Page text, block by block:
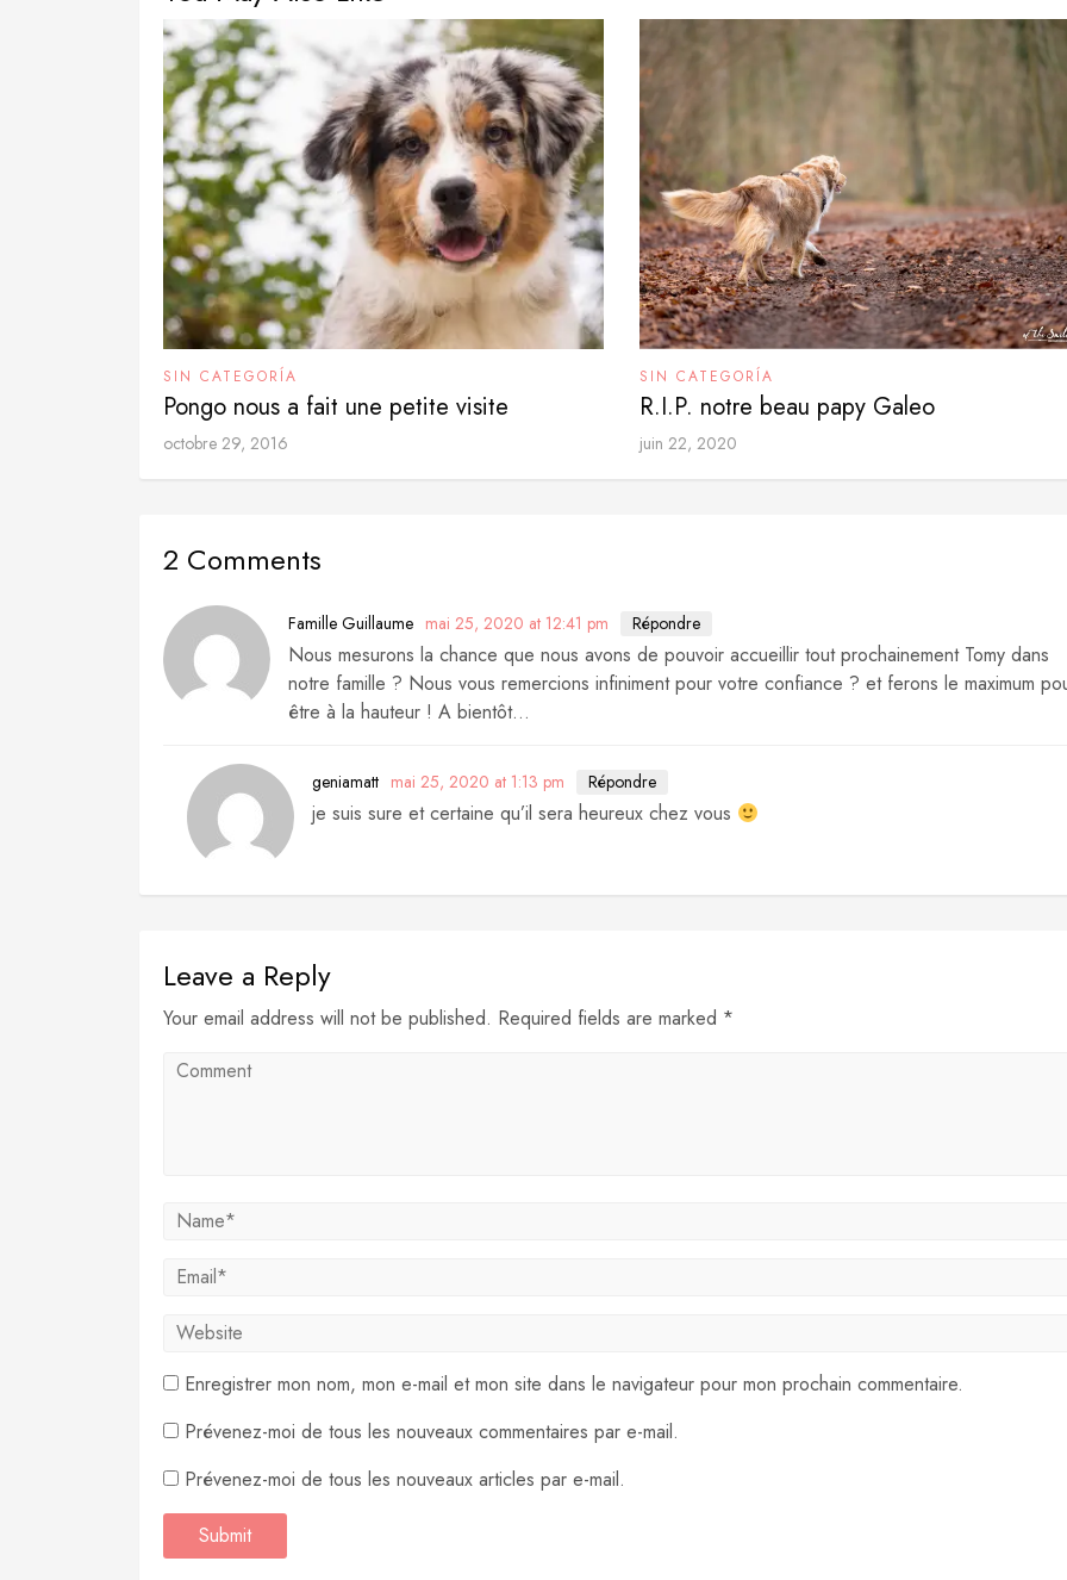
SIN CATEGORÍA
Pongo nous a fait une petite visite
octobre 29, 2016
SIN CATEGORÍA
R.I.P. notre beau papy Galeo
juin 22, 2020
2 Comments
Famille Guillaume mai 25, 2020 at 12:41 pm Répondre
Nous mesurons la chance que nous avons de pouvoir accueillir tout prochainement Tomy dans
notre famille ? Nous vous remercions infiniment pour votre confiance ? et ferons le maximum
être à la hauteur ! A bientôt…
geniamatt mai 25, 2020 at 1:13 pm Répondre
je suis sure et certaine qu’il sera heureux chez vous
Leave a Reply
Your email address will not be published. Required fields are marked *
Enregistrer mon nom, mon e-mail et mon site dans le navigateur pour mon prochain commentaire.
Prévenez-moi de tous les nouveaux commentaires par e-mail.
Prévenez-moi de tous les nouveaux articles par e-mail.